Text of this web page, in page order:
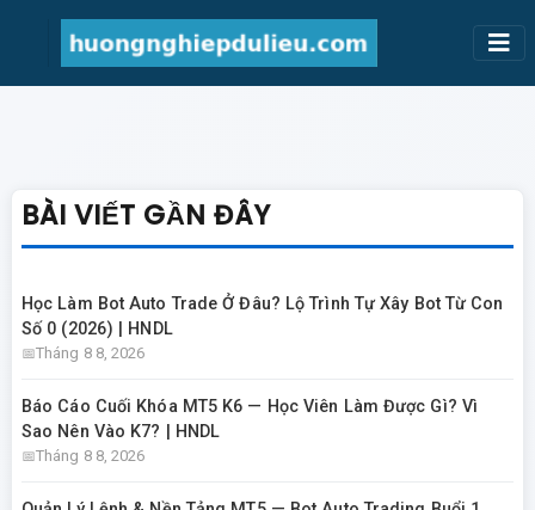
BÀI VIẾT GẦN ĐÂY
Học Làm Bot Auto Trade Ở Đâu? Lộ Trình Tự Xây Bot Từ Con
Số 0 (2026) | HNDL
Tháng 8 8, 2026
Báo Cáo Cuối Khóa MT5 K6 — Học Viên Làm Được Gì? Vì
Sao Nên Vào K7? | HNDL
Tháng 8 8, 2026